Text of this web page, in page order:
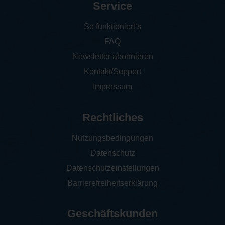
Service
So funktioniert‘s
FAQ
Newsletter abonnieren
Kontakt/Support
Impressum
Rechtliches
Nutzungsbedingungen
Datenschutz
Datenschutzeinstellungen
Barrierefreiheitserklärung
Geschäftskunden